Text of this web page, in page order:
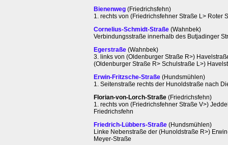
Bienenweg (Friedrichsfehn)
1. rechts von (Friedrichsfehner Straße L> Roter
Cornelius-Schmidt-Straße (Wahnbek)
Verbindungsstraße innerhalb des Butjadinger
Egerstraße (Wahnbek)
3. links von (Oldenburger Straße R>)
(Oldenburger Straße R> Schulstraße L>)
Erwin-Fritzsche-Straße (Hundsmühlen)
1. Seitenstraße rechts der Hunoldstraße nach
Florian-von-Lorch-Straße (Friedrichsfehn)
1. rechts von (Friedrichsfehner Straße V>)
Friedrichsfehn
Friedrich-Lübbers-Straße (Hundsmühlen)
Linke Nebenstraße der (Hunoldstraße R>)
Meyer-Straße